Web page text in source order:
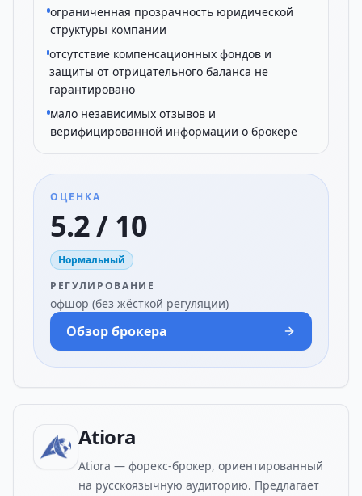
ограниченная прозрачность юридической
структуры компании
отсутствие компенсационных фондов и
защиты от отрицательного баланса не
гарантировано
мало независимых отзывов и
верифицированной информации о брокере
ОЦЕНКА
5.2 / 10
Нормальный
РЕГУЛИРОВАНИЕ
офшор (без жёсткой регуляции)
Обзор брокера
Atiora
Atiora — форекс-брокер, ориентированный
на русскоязычную аудиторию. Предлагает